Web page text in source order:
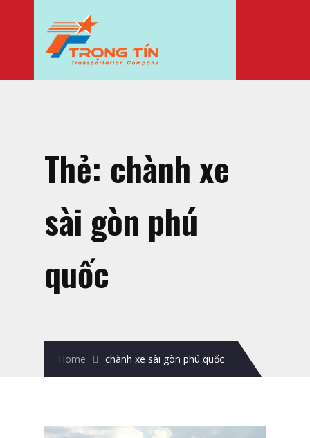
Thẻ: chành xe
sài gòn phú
quốc
Home chành xe sài gòn phú quốc